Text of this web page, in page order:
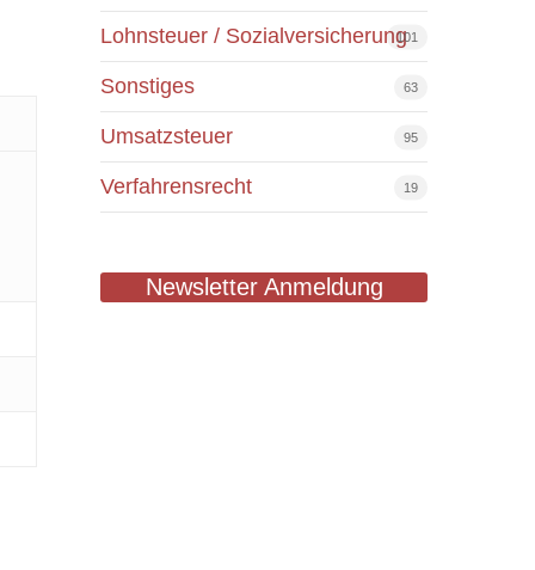
Lohnsteuer / Sozialversicherung101
Sonstiges 63
Umsatzsteuer 95
Verfahrensrecht 19
Newsletter Anmeldung